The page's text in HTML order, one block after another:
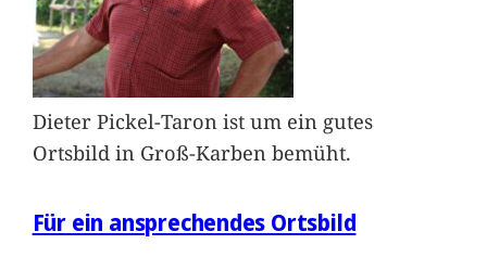
Dieter Pickel-Taron ist um ein gutes
Ortsbild in Groß-Karben bemüht.
Für ein ansprechendes Ortsbild